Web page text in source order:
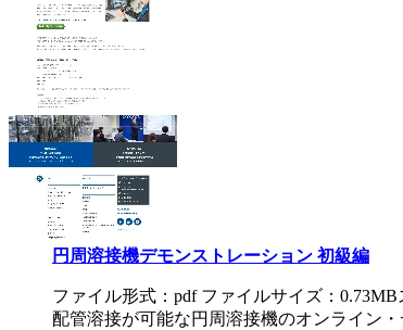
円周溶接機デモンストレーション 初級編
ファイル形式：pdf ファイルサイズ：0.73MB
配管溶接が可能な円周溶接機のオンライン